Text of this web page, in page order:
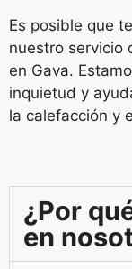
Es posible que
nuestro servicio
en Gava.
inquietud y
la calefacción y
¿Por
en